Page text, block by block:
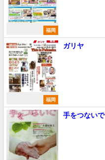
福岡
福岡
ガリヤ
手をつないで